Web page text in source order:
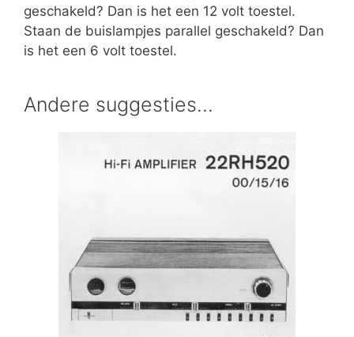
geschakeld? Dan is het een 12 volt toestel.
Staan de buislampjes parallel geschakeld? Dan
is het een 6 volt toestel.
Andere suggesties…